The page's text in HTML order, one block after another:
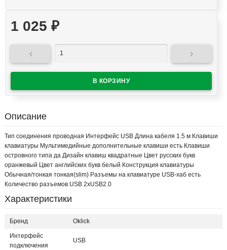
1 025 ₽
 
Описание
Тип соединения проводная Интерфейс USB Длина кабеля 1.5 м Клавиши
клавиатуры Мультимедийные дополнительные клавиши есть Клавиши
островного типа да Дизайн клавиш квадратные Цвет русских букв
оранжевый Цвет английских букв белый Конструкция клавиатуры
Обычная/тонкая тонкая(slim) Разъемы на клавиатуре USB-хаб есть
Количество разъемов USB 2xUSB2.0
Характеристики
Бренд Oklick
Интерфейс
подключения
USB